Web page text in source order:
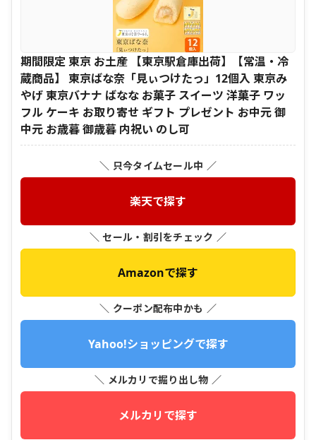
期間限定 東京 お土産 【東京駅倉庫出荷】【常温・冷
蔵商品】 東京ばな奈「見ぃつけたっ」12個入 東京み
やげ 東京バナナ ばなな お菓子 スイーツ 洋菓子 ワッ
フル ケーキ お取り寄せ ギフト プレゼント お中元 御
中元 お歳暮 御歳暮 内祝い のし可
＼ 只今タイムセール中 ／
楽天で探す
＼ セール・割引をチェック ／
Amazonで探す
＼ クーポン配布中かも ／
Yahoo!ショッピングで探す
＼ メルカリで掘り出し物 ／
メルカリで探す